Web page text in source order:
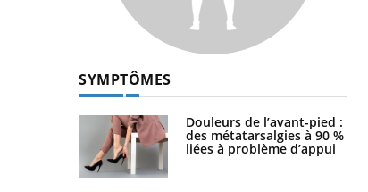
SYMPTÔMES
Douleurs de l’avant-pied :
des métatarsalgies à 90 %
liées à problème d’appui